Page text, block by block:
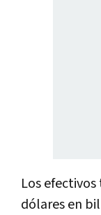
Los
dólares en